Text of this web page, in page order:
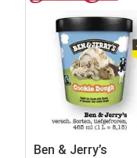
Ben & Jerry’s